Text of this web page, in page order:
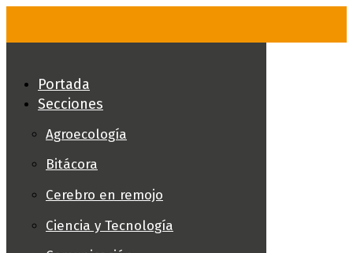
Portada
Secciones
Agroecología
Bitácora
Cerebro en remojo
Ciencia y Tecnología